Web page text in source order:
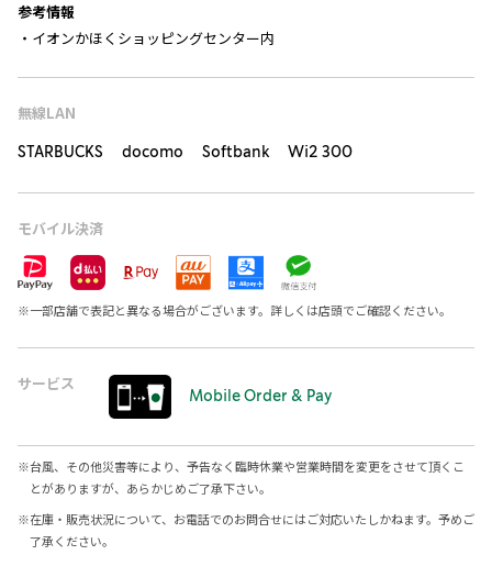
参考情報
・イオンかほくショッピングセンター内
無線LAN
STARBUCKS docomo Softbank Wi2 300
モバイル決済
※一部店舗で表記と異なる場合がございます。詳しくは店頭でご確認ください。
サービス
Mobile Order & Pay
※台風、その他災害等により、予告なく臨時休業や営業時間を変更をさせて頂くこ
とがありますが、あらかじめご了承下さい。
※在庫・販売状況について、お電話でのお問合せにはご対応いたしかねます。予めご
了承ください。